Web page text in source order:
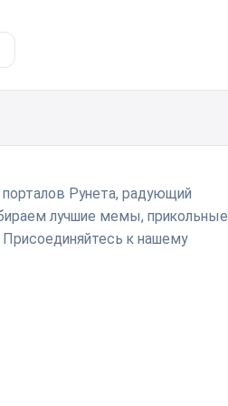
Рунета, радующий
лучшие мемы, прикольные
к нашему